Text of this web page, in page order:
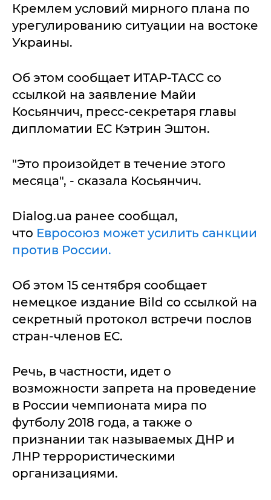
Кремлем условий мирного плана по
урегулированию ситуации на востоке
Украины.
Об этом сообщает ИТАР-ТАСС со
ссылкой на заявление Майи
Косьянчич, пресс-секретаря главы
дипломатии ЕС Кэтрин Эштон.
"Это произойдет в течение этого
месяца", - сказала Косьянчич.
Dialog.ua ранее сообщал,
что Евросоюз может усилить санкции
против России.
Об этом 15 сентября сообщает
немецкое издание Bild со ссылкой на
секретный протокол встречи послов
стран-членов ЕС.
Речь, в частности, идет о
возможности запрета на проведение
в России чемпионата мира по
футболу 2018 года, а также о
признании так называемых ДНР и
ЛНР террористическими
организациями.